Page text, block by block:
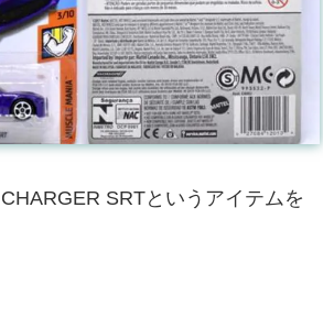
SRTというアイテムを